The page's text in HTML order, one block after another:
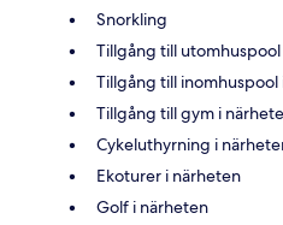
Snorkling
Tillgång till
Tillgång till inomhuspool
Tillgång till gym i
Cykeluthyrning i
Ekoturer i närheten
Golf i närheten